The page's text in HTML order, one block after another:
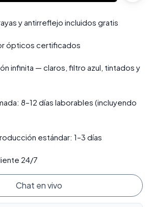
y antirreflejo incluidos gratis
ópticos certificados
infinita — claros, filtro azul, tintados y
8–12 días laborables (incluyendo
estándar: 1–3 días
24/7
Chat en vivo